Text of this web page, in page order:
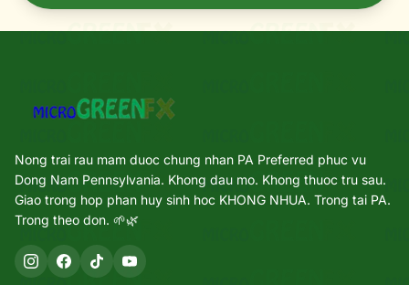
Nong trai rau mam duoc chung nhan PA Preferred phuc vu
Dong Nam Pennsylvania. Khong dau mo. Khong thuoc tru sau.
Giao trong hop phan huy sinh hoc KHONG NHUA. Trong tai PA.
Trong theo don. 🌱🌿